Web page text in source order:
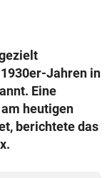
Jahren in
Eine
heutigen
berichtete das